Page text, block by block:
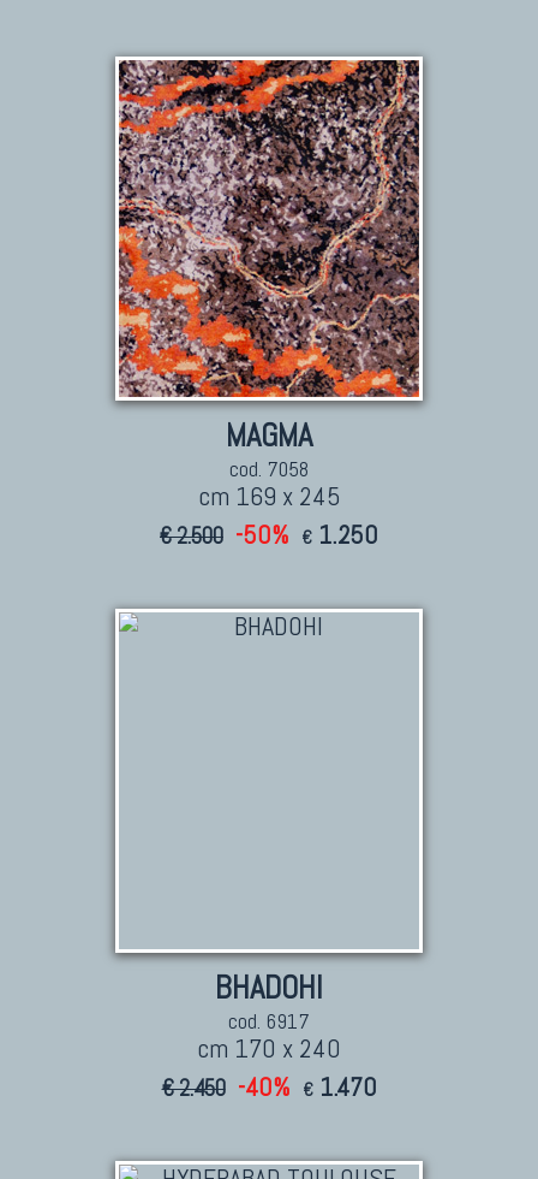
TAPPETI PER ARREDAMENTO
Tappeti Turchi Vecchi E Nuovi
Tappeti Turcomanni Vecchi E Nuovi
Tappeti Ghazni
Tappeti Beluci
Tappeti Dal Mondo
MAGMA
cod. 7058
cm 169 x 245
€ 2.500 -50% € 1.250
BHADOHI
cod. 6917
cm 170 x 240
€ 2.450 -40% € 1.470